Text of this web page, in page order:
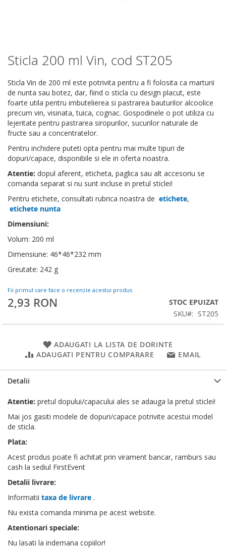
Sticla 200 ml Vin, cod ST205
Sticla Vin de 200 ml este potrivita pentru a fi folosita ca marturii
de nunta sau botez, dar, fiind o sticla cu design placut, este
foarte utila pentru imbutelierea si pastrarea bauturilor alcoolice
precum vin, visinata, tuica, cognac. Gospodinele o pot utiliza cu
lejeritate pentru pastrarea siropurilor, sucurilor naturale de
fructe sau a concentratelor.
Pentru inchidere puteti opta pentru mai multe tipuri de
dopuri/capace, disponibile si ele in oferta noastra.
Atentie: dopul aferent, eticheta, paglica sau alt accesoriu se
comanda separat si nu sunt incluse in pretul sticlei!
Pentru etichete, consultati rubrica noastra de etichete,
etichete nunta
Dimensiuni:
Volum: 200 ml
Dimensiune: 46*46*232 mm
Greutate: 242 g
Fii primul care face o recenzie acestui produs
2,93 RON
STOC EPUIZAT
SKU
ST205
ADAUGATI LA LISTA DE DORINTE
ADAUGATI PENTRU COMPARARE
EMAIL
Skip
to
beginning
of
the
images
gallery
Detalii
Atentie: pretul dopului/capacului ales se adauga la pretul sticlei!
Mai jos gasiti modele de dopuri/capace potrivite acestui model
de sticla.
Plata:
Acest produs poate fi achitat prin virament bancar, ramburs sau
cash la sediul FirstEvent
Detalii livrare:
Informatii taxa de livrare .
Nu exista comanda minima pe acest website.
Atentionari speciale:
Nu lasati la indemana copiilor!